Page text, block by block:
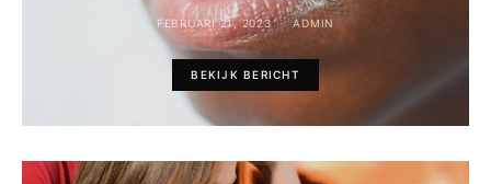
FEBRUARI 21, 2023 ADMIN
BEKIJK BERICHT